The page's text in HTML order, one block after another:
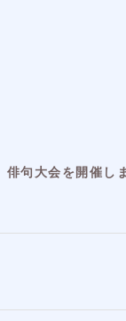
句大会を開催